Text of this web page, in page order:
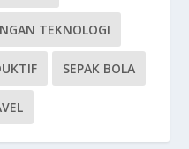
TEKNOLOGI
SEPAK BOLA